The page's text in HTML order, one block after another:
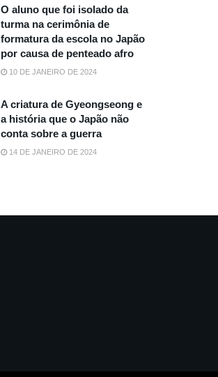
O aluno que foi isolado da
turma na cerimônia de
formatura da escola no Japão
por causa de penteado afro
10 DE JANEIRO DE 2024
A criatura de Gyeongseong e
a história que o Japão não
conta sobre a guerra
14 DE JANEIRO DE 2024